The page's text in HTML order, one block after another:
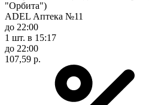
"Орбита")
ADEL Аптека №11
до 22:00
1 шт. в 15:17
до 22:00
107,59 р.